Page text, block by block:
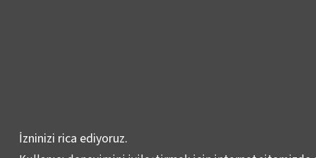
YARIŞMASI
İzninizi rica ediyoruz.